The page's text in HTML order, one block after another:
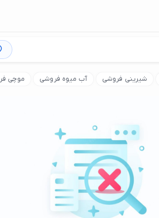
شیرینی فروشی آب میوه فروشی موچی